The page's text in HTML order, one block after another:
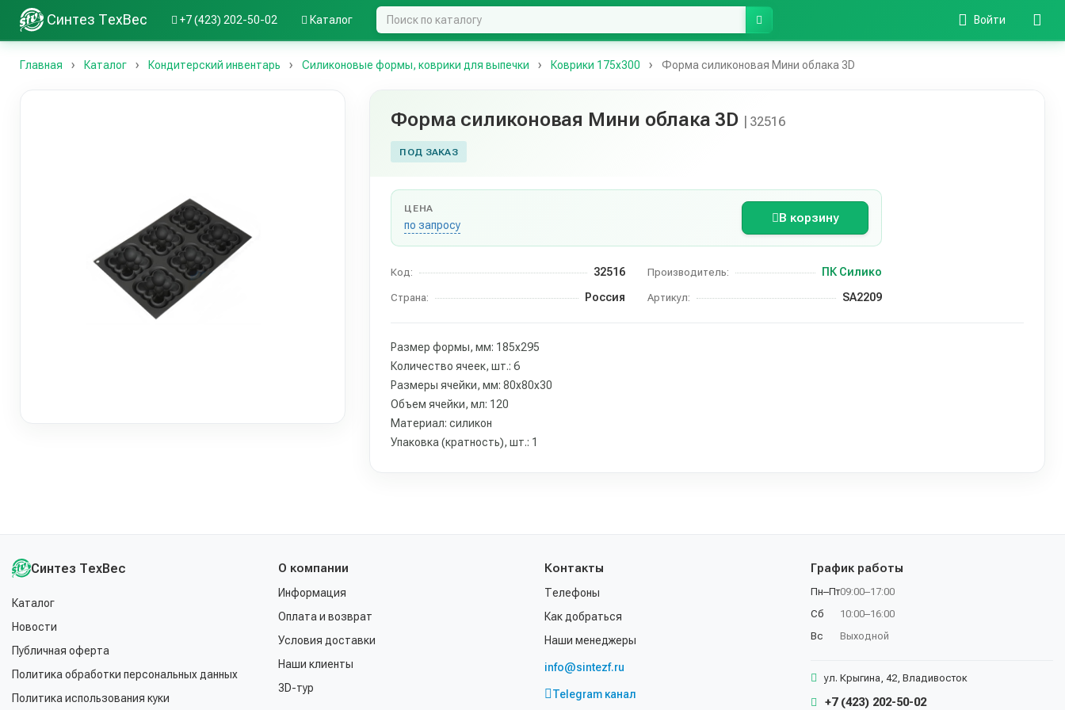
Синтез ТехВес +7 (423) 202-50-02 Каталог Войти
Главная Каталог Кондитерский инвентарь Силиконовые формы, коврики для выпечки Коврики 175х300 Форма силиконовая Мини облака 3D
Форма силиконовая Мини облака 3D | 32516
ПОД ЗАКАЗ
ЦЕНА
по запросу
В корзину
Код: 32516 Производитель: ПК Силико
Страна: Россия Артикул: SA2209
Размер формы, мм: 185х295
Количество ячеек, шт.: 6
Размеры ячейки, мм: 80х80х30
Объем ячейки, мл: 120
Материал: силикон
Упаковка (кратность), шт.: 1
Синтез ТехВес
Каталог
Новости
Публичная оферта
Политика обработки персональных данных
Политика использования куки
О компании
Информация
Оплата и возврат
Условия доставки
Наши клиенты
3D-тур
Контакты
Телефоны
Как добраться
Наши менеджеры
info@sintezf.ru
Telegram канал
График работы
Пн–Пт
Сб
Вс
09:00–17:00
10:00–16:00
Выходной
ул. Крыгина, 42, Владивосток
+7 (423) 202-50-02